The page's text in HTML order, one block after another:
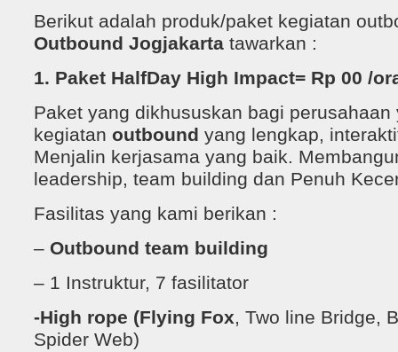
Berikut adalah produk/paket kegiatan
Outbound Jogjakarta tawarkan :
1. Paket HalfDay High Impact= Rp 00 /
Paket yang dikhususkan bagi
kegiatan outbound yang lengkap,
Menjalin kerjasama yang baik.
leadership, team building dan Penuh
Fasilitas yang kami berikan :
– Outbound team building
– 1 Instruktur, 7 fasilitator
-High rope (Flying Fox, Two line Bridge,
Spider Web)